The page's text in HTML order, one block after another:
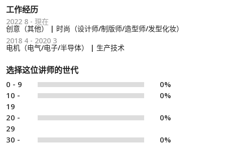
工作经历
2022 8 - 現在
创意（其他） | 时尚（设计师/制版师/造型师/发型化妆）
2018 4 - 2020 3
电机（电气/电子/半导体） | 生产技术
选择这位讲师的世代
0 - 9
0%
10 -
19
0%
20 -
29
0%
30 -
0%